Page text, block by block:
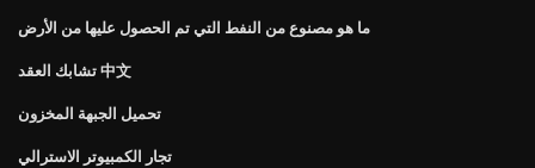
ما هو مصنوع من النفط التي تم الحصول عليها من الأرض
تشابك العقد 中文
تحميل الجبهة المخزون
تجار الكمبيوتر الاسترالي